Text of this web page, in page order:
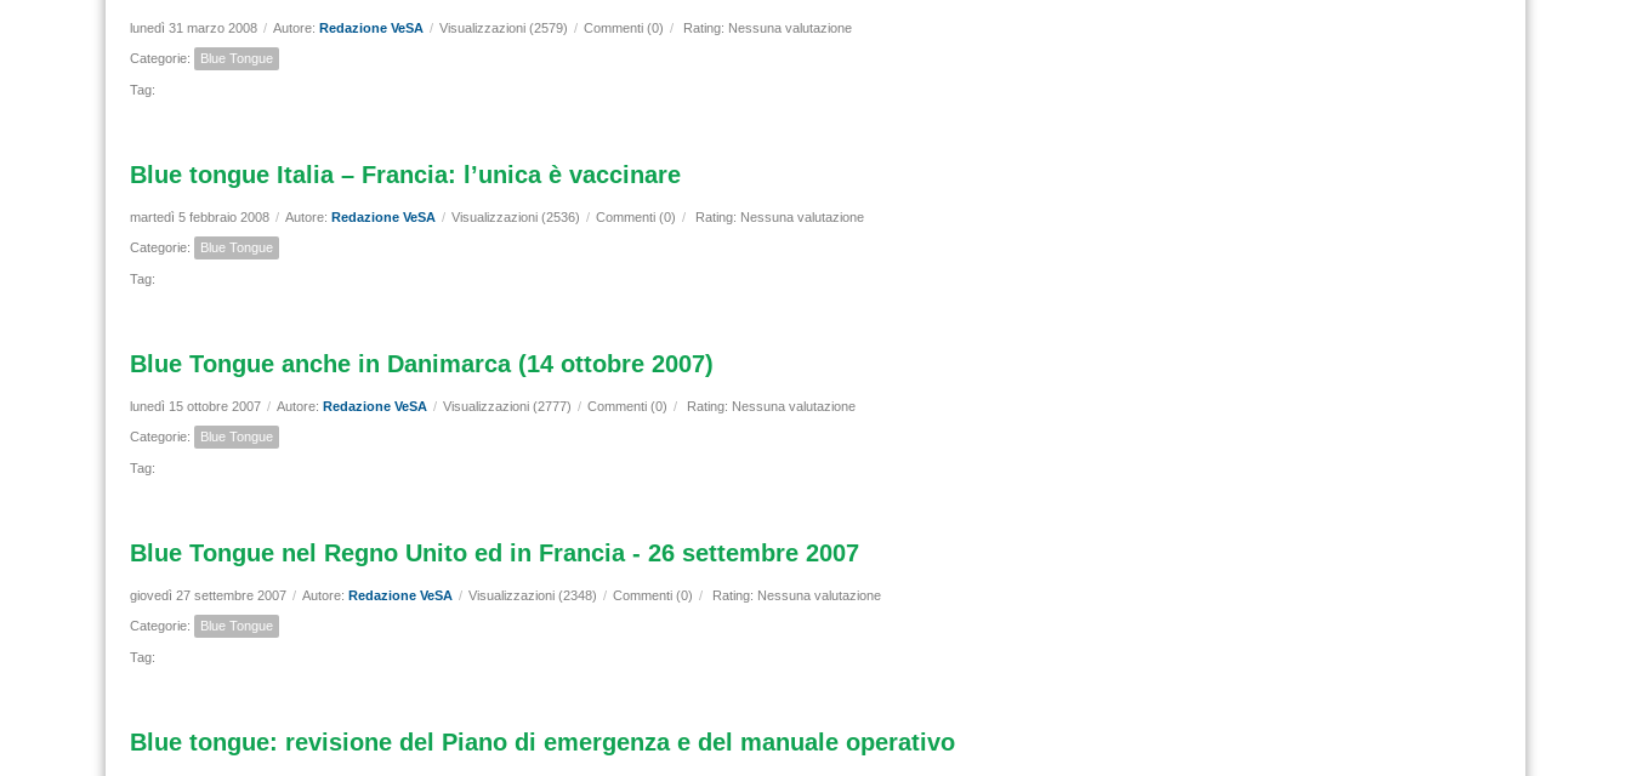
lunedì 31 marzo 2008 / Autore: Redazione VeSA / Visualizzazioni (2579) / Commenti (0) / Rating: Nessuna valutazione
Categorie: Blue Tongue
Tag:
Blue tongue Italia – Francia: l’unica è vaccinare
martedì 5 febbraio 2008 / Autore: Redazione VeSA / Visualizzazioni (2536) / Commenti (0) / Rating: Nessuna valutazione
Categorie: Blue Tongue
Tag:
Blue Tongue anche in Danimarca (14 ottobre 2007)
lunedì 15 ottobre 2007 / Autore: Redazione VeSA / Visualizzazioni (2777) / Commenti (0) / Rating: Nessuna valutazione
Categorie: Blue Tongue
Tag:
Blue Tongue nel Regno Unito ed in Francia - 26 settembre 2007
giovedì 27 settembre 2007 / Autore: Redazione VeSA / Visualizzazioni (2348) / Commenti (0) / Rating: Nessuna valutazione
Categorie: Blue Tongue
Tag:
Blue tongue: revisione del Piano di emergenza e del manuale operativo